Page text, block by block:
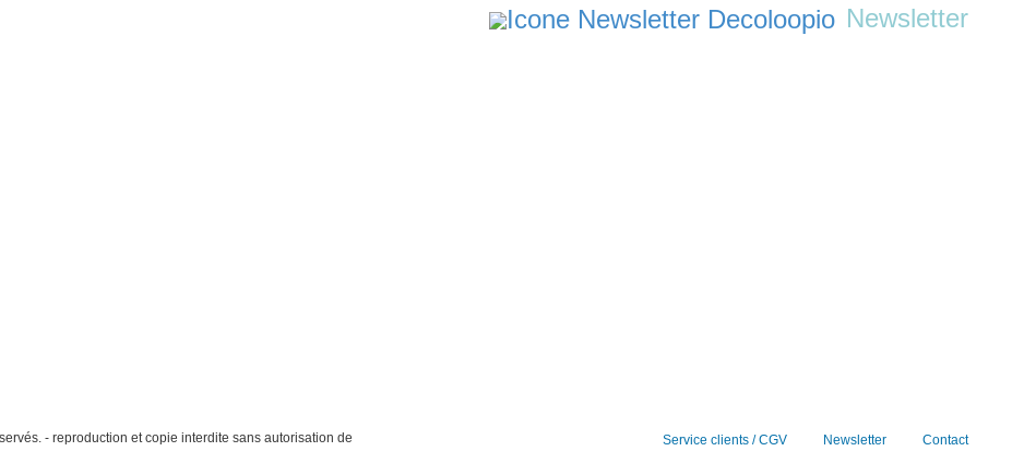
Newsletter
- reproduction et copie interdite sans autorisation de
Service clients / CGV Newsletter Contact